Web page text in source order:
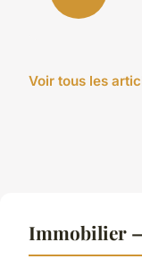
Voir tous les
Immobilier